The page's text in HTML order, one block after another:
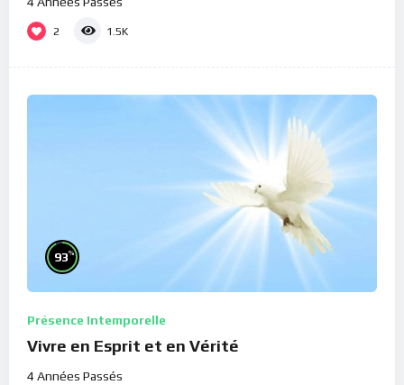
2 1.5K
93%
Présence Intemporelle
Vivre en Esprit et en Vérité
4 Années Passés